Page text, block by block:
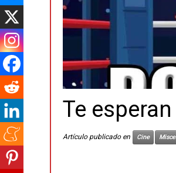
Te
Artículo publicado en Cine